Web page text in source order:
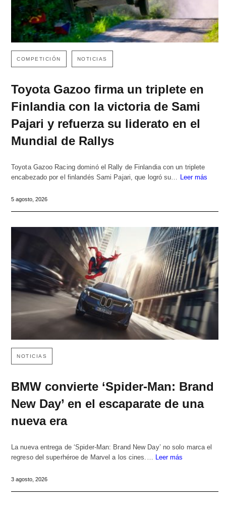
COMPETICIÓN NOTICIAS
Toyota Gazoo firma un triplete en
Finlandia con la victoria de Sami
Pajari y refuerza su liderato en el
Mundial de Rallys
Toyota Gazoo Racing dominó el Rally de Finlandia con un triplete
encabezado por el finlandés Sami Pajari, que logró su… Leer más
5 agosto, 2026
NOTICIAS
BMW convierte ‘Spider-Man: Brand
New Day’ en el escaparate de una
nueva era
La nueva entrega de ‘Spider-Man: Brand New Day’ no solo marca el
regreso del superhéroe de Marvel a los cines.… Leer más
3 agosto, 2026